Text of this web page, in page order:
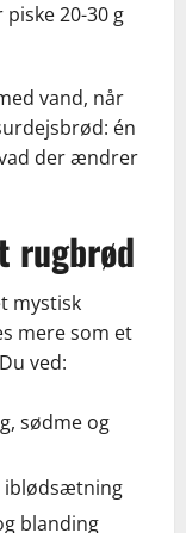
20-30 g
vand, når
én
der ændrer
rugbrød
mystisk
mere som et
ved:
sødme og
iblødsætning
blanding